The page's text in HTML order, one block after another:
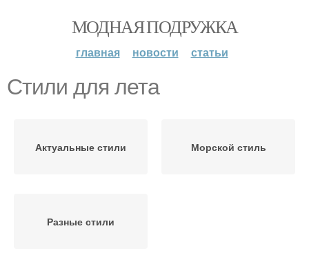
МОДНАЯ ПОДРУЖКА
главная новости статьи
Стили для лета
Актуальные стили Морской стиль
Разные стили